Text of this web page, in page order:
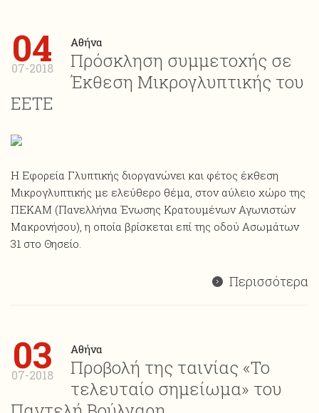
04
07-2018
Αθήνα
Πρόσκληση συμμετοχής σε
Έκθεση Μικρογλυπτικής του
ΕΕΤΕ
Η Εφορεία Γλυπτικής διοργανώνει και φέτος έκθεση
Mικρογλυπτικής με ελεύθερο θέμα, στον αύλειο χώρο της
ΠΕΚΑΜ (Πανελλήνια Ένωσης Κρατουμένων Αγωνιστών
Μακρονήσου), η οποία βρίσκεται επί της οδού Ασωμάτων
31 στο Θησείο.
Περισσότερα
03
07-2018
Αθήνα
Προβολή της ταινίας «Το
τελευταίο σημείωμα» του